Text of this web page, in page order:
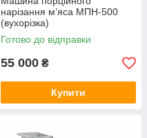
нарізання м’яса МПН-500
(вухорізка)
Готово до відправки
55 000 ₴
Купити